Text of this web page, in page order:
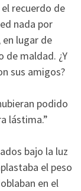
recuerdo de
nada por
en lugar de
de maldad. ¿Y
sus amigos?
podido
lástima.”
bajo la luz
el peso
en el